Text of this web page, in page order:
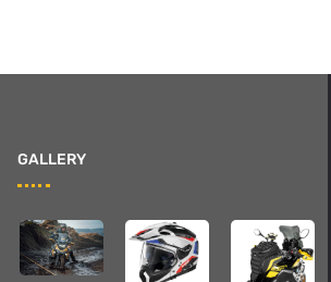
GALLERY